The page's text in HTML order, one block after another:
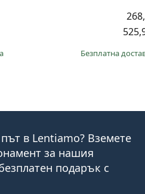
Безплатна
в Lentiamo? Вземете
за нашия
подарък с